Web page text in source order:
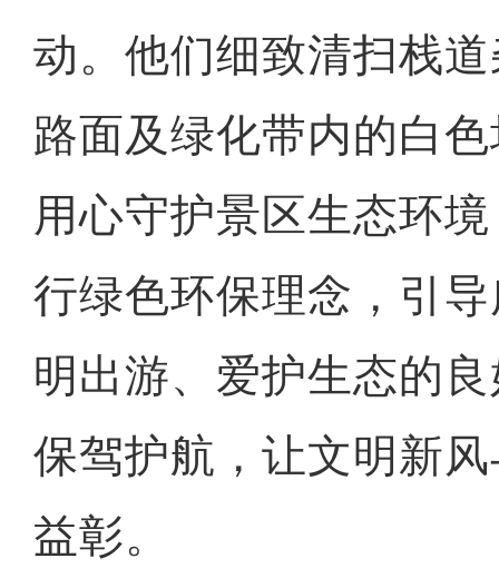
动。他们细致清扫栈
路面及绿化带内的白
用心守护景区生态环
行绿色环保理念，引
明出游、爱护生态的
保驾护航，让文明新
益彰。